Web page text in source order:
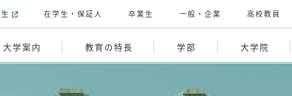
大学案内 教育の特長 学部 大学院
在学生・保証人 卒業生 一般・企業 高校教員